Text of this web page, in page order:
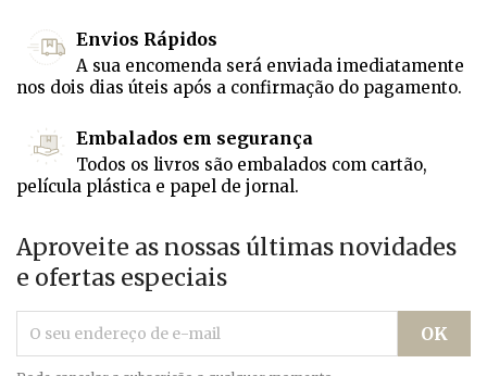
Envios Rápidos
A sua encomenda será enviada imediatamente
nos dois dias úteis após a confirmação do pagamento.
Embalados em segurança
Todos os livros são embalados com cartão,
película plástica e papel de jornal.
Aproveite as nossas últimas novidades
e ofertas especiais